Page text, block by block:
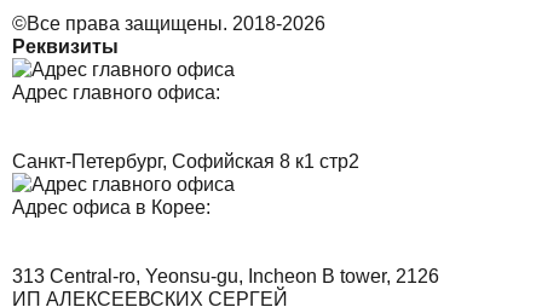
©Все права защищены. 2018-2026
Реквизиты
Адрес главного офиса:
Санкт-Петербург, Софийская 8 к1 стр2
Адрес офиса в Корее:
313 Central-ro, Yeonsu-gu, Incheon B tower, 2126
ИП АЛЕКСЕЕВСКИХ СЕРГЕЙ